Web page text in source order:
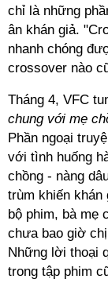
chỉ là những
ân khán giả.
nhanh chóng
crossover nào
Tháng 4, VFC
chung với mẹ
Phần ngoại
với tình huống
chồng - nàng
trùm khiến khán
bộ phim, bà mẹ
chưa bao giờ
Những lời thoại
trong tập phim